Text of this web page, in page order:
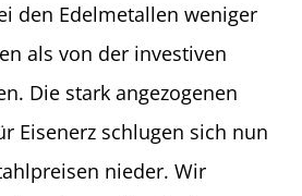
den Edelmetallen weniger
als von der investiven
Die stark angezogenen
Eisenerz schlugen sich nun
nieder. Wir